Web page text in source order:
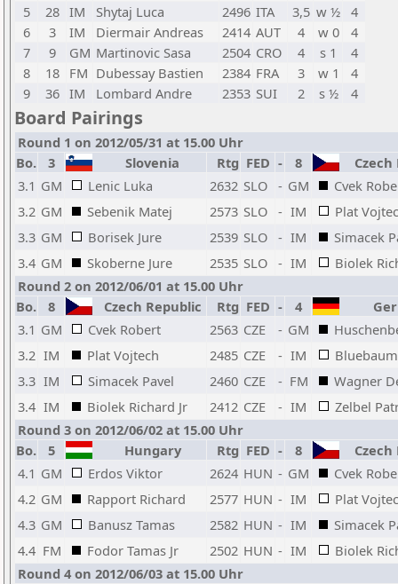
5
28 IM Shytaj Luca 2496 ITA 3,5 w ½ 4
6
3 IM Diermair Andreas 2414 AUT 4 w 0
4
7
9 GM Martinovic Sasa 2504 CRO 4 s 1
4
8
18 FM Dubessay Bastien 2384 FRA 3 w 1
4
9
36 IM Lombard Andre 2353 SUI 2 s ½ 4
Board Pairings
Round 1 on 2012/05/31 at 15.00 Uhr
Bo.
3 Slovenia Rtg FED - 8
3.1 GM Lenic Luka 2632 SLO - GM
Cvek
3.2 GM Sebenik Matej 2573 SLO - IM
Plat
3.3 GM Borisek Jure 2539 SLO - IM
Simacek
3.4 GM Skoberne Jure 2535 SLO - IM
Biolek
Round 2 on 2012/06/01 at 15.00 Uhr
Bo.
8 Czech Republic Rtg FED - 4
3.1 GM Cvek Robert 2563 CZE - GM
3.2 IM Plat Vojtech 2485 CZE - IM
3.3 IM Simacek Pavel 2460 CZE - FM
Wagner
3.4 IM Biolek Richard Jr 2412 CZE - IM
Zelbel
Round 3 on 2012/06/02 at 15.00 Uhr
Bo.
5 Hungary Rtg FED - 8
4.1 GM Erdos Viktor 2624 HUN - GM
Cvek
4.2 GM Rapport Richard 2577 HUN - IM
Plat
4.3 GM Banusz Tamas 2582 HUN - IM
Simacek
4.4 FM Fodor Tamas Jr 2502 HUN - IM
Biolek
Round 4 on 2012/06/03 at 15.00 Uhr